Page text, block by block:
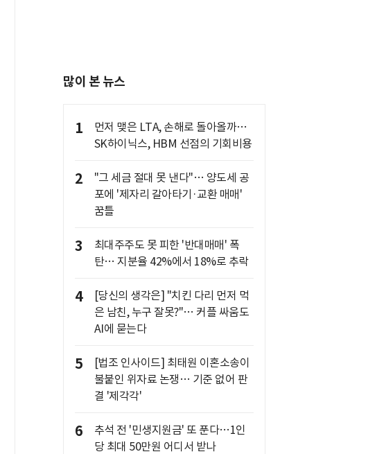
많이 본 뉴스
1
먼저 맺은 LTA, 손해로 돌아올까…
SK하이닉스, HBM 선점의 기회비용
2
"그 세금 절대 못 낸다"… 양도세 공
포에 '제자리 갈아타기·교환 매매'
꿈틀
3
최대주주도 못 피한 '반대매매' 폭
탄… 지분율 42%에서 18%로 추락
4
[당신의 생각은] "치킨 다리 먼저 먹
은 남친, 누구 잘못?"… 커플 싸움도
AI에 묻는다
5
[법조 인사이드] 최태원 이혼소송이
불붙인 위자료 논쟁… 기준 없어 판
결 '제각각'
6
추석 전 '민생지원금' 또 푼다…1인
당 최대 50만원 어디서 받나